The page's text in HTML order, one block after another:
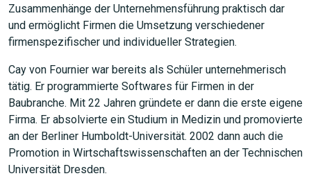
Zusammenhänge der Unternehmensführung praktisch dar
und ermöglicht Firmen die Umsetzung verschiedener
firmenspezifischer und individueller Strategien.
Cay von Fournier war bereits als Schüler unternehmerisch
tätig. Er programmierte Softwares für Firmen in der
Baubranche. Mit 22 Jahren gründete er dann die erste eigene
Firma. Er absolvierte ein Studium in Medizin und promovierte
an der Berliner Humboldt-Universität. 2002 dann auch die
Promotion in Wirtschaftswissenschaften an der Technischen
Universität Dresden.